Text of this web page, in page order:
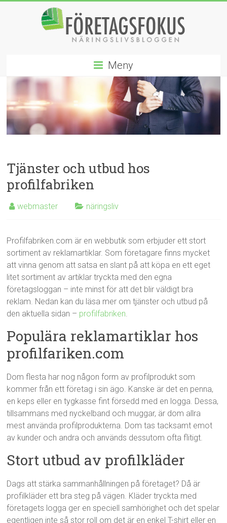
Företagsfokus
Näringslivsbloggen
Meny
Tjänster och utbud hos
profilfabriken
webmaster näringsliv
Profilfabriken.com är en webbutik som erbjuder ett stort
sortiment av reklamartiklar. Som företagare finns mycket
att vinna genom att satsa en slant på att köpa en ett eget
litet sortiment av artiklar tryckta med den egna
företagsloggan – inte minst för att det blir väldigt bra
reklam. Nedan kan du läsa mer om tjänster och utbud på
den aktuella sidan – profilfabriken.
Populära reklamartiklar hos
profilfariken.com
Dom flesta har nog någon form av profilprodukt som
kommer från ett företag i sin ägo. Kanske är det en penna,
en keps eller en tygkasse fint försedd med en logga. Dessa,
tillsammans med nyckelband och muggar, är dom allra
mest använda profilprodukterna. Dom tas tacksamt emot
av kunder och andra och används dessutom ofta flitigt.
Stort utbud av profilkläder
Dags att stärka sammanhållningen på företaget? Då är
profilkläder ett bra steg på vägen. Kläder tryckta med
företagets logga ger en speciell samhörighet och det spelar
egentligen inte så stor roll om det är en enkel T-shirt eller en